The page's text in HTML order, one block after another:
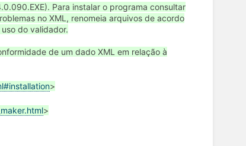
Para instalar o programa consultar
no XML, renomeia arquivos de acordo
do validador.
de um dado XML em relação à
>
>